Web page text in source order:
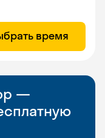
время
—